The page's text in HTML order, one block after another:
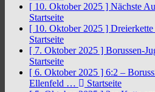
[ 10. Oktober 2025 ] Nächste
Startseite
[ 10. Oktober 2025 ]
Startseite
[ 7. Oktober 2025 ] Borussen-
Startseite
[ 6. Oktober 2025 ] 6:2 –
Ellenfeld …
Startseite